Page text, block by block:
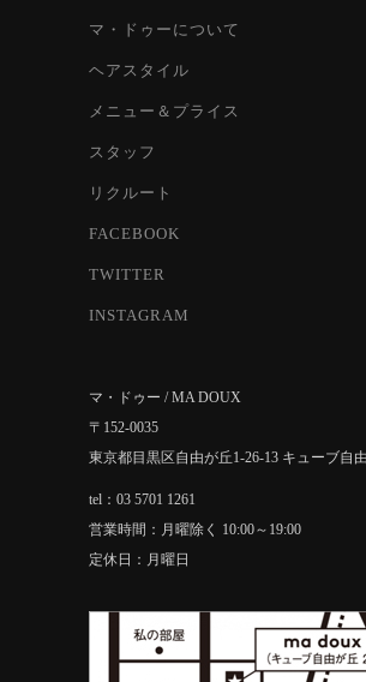
マ・ドゥーについて
ヘアスタイル
メニュー＆プライス
スタッフ
リクルート
FACEBOOK
TWITTER
INSTAGRAM
マ・ドゥー / MA DOUX
〒152-0035
東京都目黒区自由が丘1-26-13 キューブ自
tel：03 5701 1261
営業時間：月曜除く 10:00～19:00
定休日：月曜日